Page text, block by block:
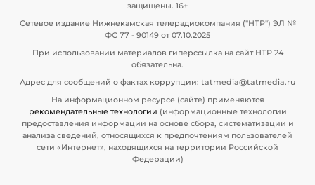
защищены. 16+
Сетевое издание Нижнекамская телерадиокомпания ("НТР") ЭЛ №
ФС 77 - 90149 от 07.10.2025
При использовании материалов гиперссылка на сайт НТР 24
обязательна.
Адрес для сообщений о фактах коррупции: tatmedia@tatmedia.ru
На информационном ресурсе (сайте) применяются
рекомендательные технологии (информационные технологии
предоставления информации на основе сбора, систематизации и
анализа сведений, относящихся к предпочтениям пользователей
сети «Интернет», находящихся на территории Российской
Федерации)